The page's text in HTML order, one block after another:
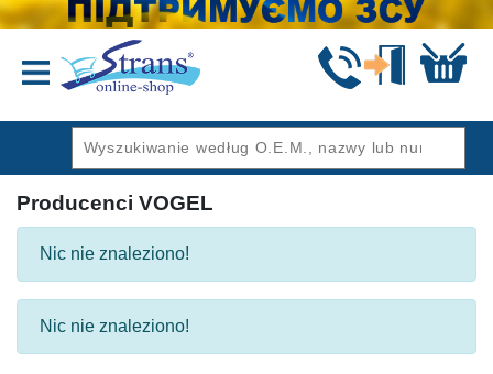
Producenci VOGEL
Nic nie znaleziono!
Nic nie znaleziono!